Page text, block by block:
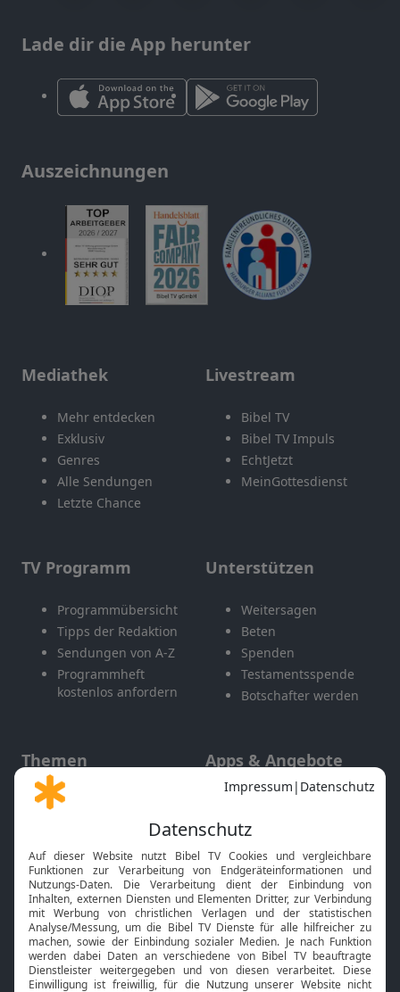
Lade dir die App herunter
Auszeichnungen
Mediathek
Mehr entdecken
Exklusiv
Genres
Alle Sendungen
Letzte Chance
Livestream
Bibel TV
Bibel TV Impuls
EchtJetzt
MeinGottesdienst
TV Programm
Programmübersicht
Tipps der Redaktion
Sendungen von A-Z
Programmheft
kostenlos anfordern
Unterstützen
Weitersagen
Beten
Spenden
Testamentsspende
Botschafter werden
Themen
Gott und Bibel erklärt
Neuigkeiten
Apps & Angebote
Mobile App
Smart TV
HbbTV
Bibelthek Online-Bibel
Nächster Gottesdienst